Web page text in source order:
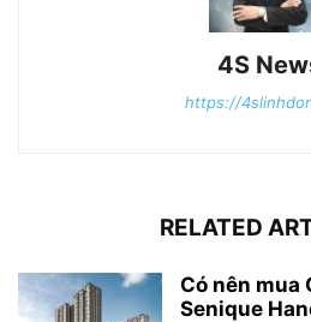
4S
https://
RELATED
Có nên mua
Senique